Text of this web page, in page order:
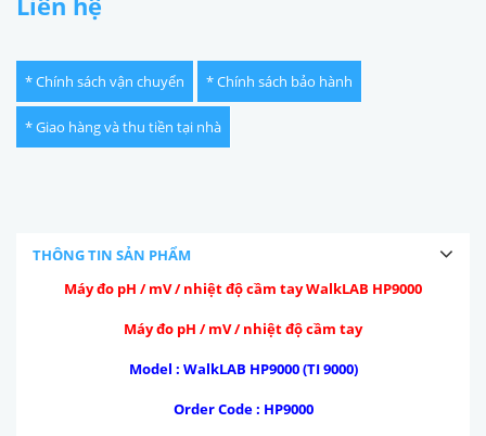
* Chính sách vận chuyển * Chính sách bảo hành
* Giao hàng và thu tiền tại nhà
THÔNG TIN SẢN PHẨM
Máy đo pH / mV / nhiệt độ cầm tay WalkLAB HP9000
Máy đo pH / mV / nhiệt độ cầm tay
Model : WalkLAB HP9000 (TI 9000)
Order Code : HP9000